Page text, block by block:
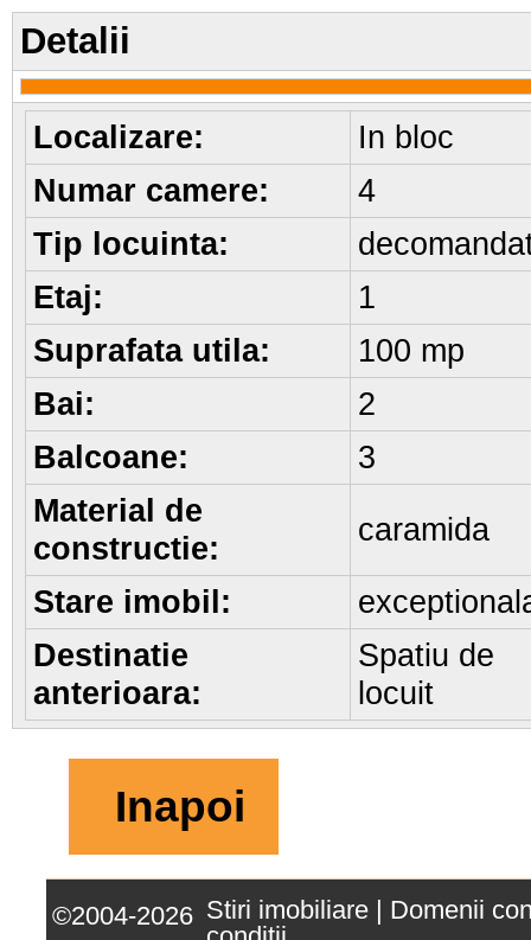
Detalii
Localizare:
In bloc
Numar camere:
4
Tip locuinta:
Etaj:
1
Suprafata utila:
100 mp
Bai:
2
Balcoane:
3
Material de
constructie:
caramida
Stare imobil:
Destinatie
anterioara:
Spatiu de
locuit
Inapoi
©2004-2026 Stiri imobiliare
Domenii